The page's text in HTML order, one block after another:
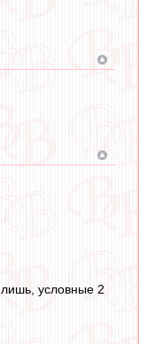
лишь, условные 2